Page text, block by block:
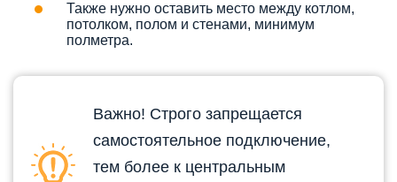
Также нужно оставить место между котлом,
потолком, полом и стенами, минимум
полметра.
Важно! Строго запрещается
самостоятельное подключение,
тем более к центральным